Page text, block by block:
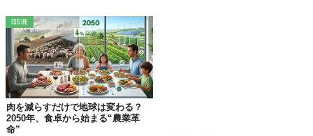
られる。しかし、それには長い年月をかけて一生懸命勉学
に取り組まなければいけない」
親世代は
予想以上の人生を歩んできた
ISSUE
肉を減らすだけで地球は変わる？
2050年、食卓から始まる“農業革
命”